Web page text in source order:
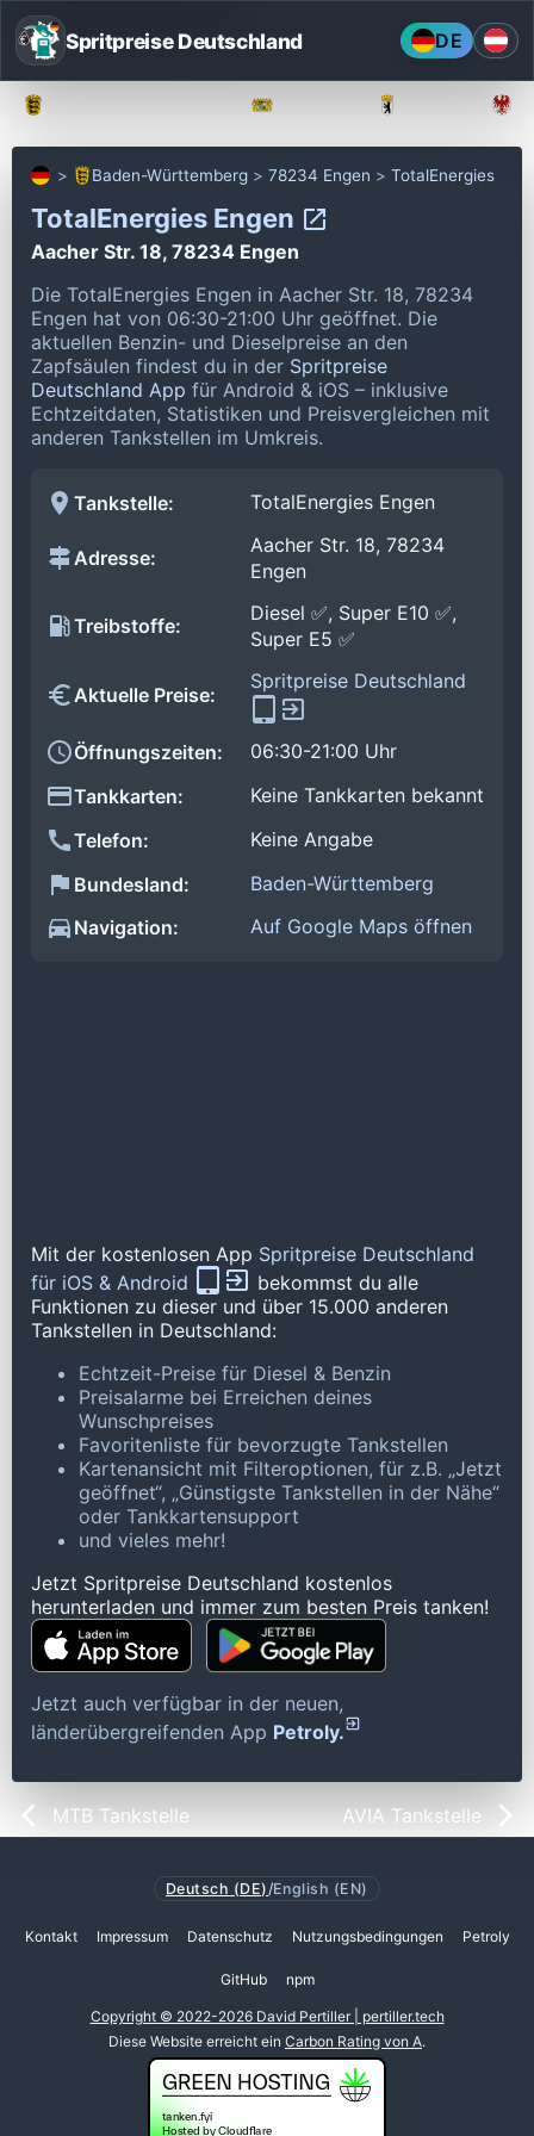
Spritpreise Deutschland DE
Baden-Württemberg 78234 Engen TotalEnergies
TotalEnergies Engen
Aacher Str. 18, 78234 Engen
Die TotalEnergies Engen in Aacher Str. 18, 78234
Engen hat von 06:30-21:00 Uhr geöffnet. Die
aktuellen Benzin- und Dieselpreise an den
Zapfsäulen findest du in der Spritpreise
Deutschland App für Android & iOS – inklusive
Echtzeitdaten, Statistiken und Preisvergleichen mit
anderen Tankstellen im Umkreis.
Tankstelle: TotalEnergies Engen
Adresse:
Aacher Str. 18, 78234
Engen
Treibstoffe:
Diesel ✅, Super E10 ✅,
Super E5 ✅
Aktuelle Preise:
Spritpreise Deutschland
Öffnungszeiten:
06:30-21:00 Uhr
Tankkarten:
Keine Tankkarten bekannt
Telefon:
Keine Angabe
Bundesland:
Baden-Württemberg
Navigation:
Auf Google Maps öffnen
Mit der kostenlosen App Spritpreise Deutschland
für iOS & Android
bekommst du alle
Funktionen zu dieser und über 15.000 anderen
Tankstellen in Deutschland:
Echtzeit-Preise für Diesel & Benzin
Preisalarme bei Erreichen deines
Wunschpreises
Favoritenliste für bevorzugte Tankstellen
Kartenansicht mit Filteroptionen, für z.B. „Jetzt
geöffnet“, „Günstigste Tankstellen in der Nähe“
oder Tankkartensupport
und vieles mehr!
Jetzt Spritpreise Deutschland kostenlos
herunterladen und immer zum besten Preis tanken!
Jetzt auch verfügbar in der neuen,
länderübergreifenden App Petroly.
MTB Tankstelle AVIA Tankstelle
Deutsch (DE) /English (EN)
Kontakt Impressum Datenschutz Nutzungsbedingungen Petroly
GitHub npm
Copyright © 2022-2026 David Pertiller | pertiller.tech
Diese Website erreicht ein Carbon Rating von A.